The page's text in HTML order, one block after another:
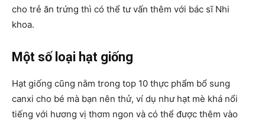
cho trẻ ăn trứng thì có thể tư vấn thêm với bác sĩ Nhi
khoa.
Một số loại hạt giống
Hạt giống cũng nằm trong top 10 thực phẩm bổ sung
canxi cho bé mà bạn nên thử, ví dụ như hạt mè khá nổi
tiếng với hương vị thơm ngon và có thể được thêm vào